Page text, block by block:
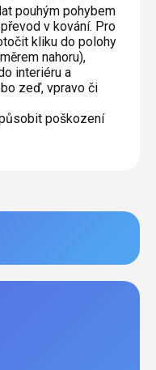
pouhým pohybem
v kování. Pro
kliku do polohy
nahoru),
interiéru a
zeď, vpravo či
poškození